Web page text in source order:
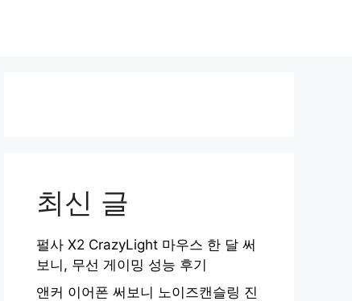
최신 글
펄사 X2 CrazyLight 마우스 한 달 써
보니, 무선 게이밍 성능 후기
앤커 이어폰 써보니 노이즈캔슬링 진